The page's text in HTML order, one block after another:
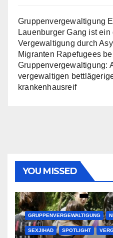
Gruppenvergewaltigung
Lauenburger Gang ist ein
Vergewaltigung durch
Migranten Rapefugees
Gruppenvergewaltigung:
vergewaltigen
krankenhausreif
YOU MISSED
GRUPPENVERGEWALTIGUNG
SEXJIHAD SPOTLIGHT